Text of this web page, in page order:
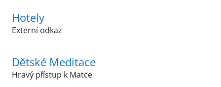
Hotely
Externí odkaz
Dětské Meditace
Hravý přístup k Matce